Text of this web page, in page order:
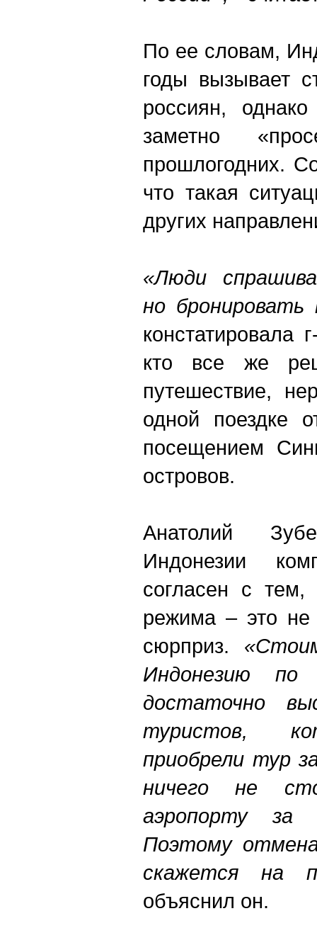
По ее словам,
годы вызывает
россиян,
заметно
прошлогодних.
что такая
других
«Люди
но
констатировала
кто все же
путешествие,
одной поездке
посещением
островов.
Анатолий
Индонезии
согласен с тем,
режима – это
сюрприз.
Индонезию по
достаточно
туристов,
приобрели тур
ничего не
аэропорту за
Поэтому
скажется на
объяснил он.